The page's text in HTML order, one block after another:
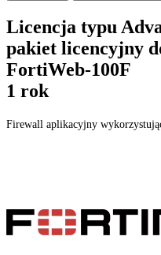
Licencja typu
pakiet licencyjny
FortiWeb-100F
1 rok
Firewall aplikacyjny